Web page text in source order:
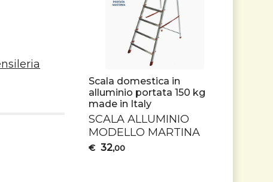
Scala domestica in
alluminio portata 150 kg
made in Italy
SCALA ALLUMINIO
MODELLO MARTINA
€ 32,00